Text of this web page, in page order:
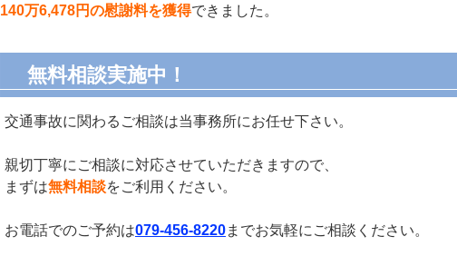
140万6,478円の慰謝料を獲得できました。
無料相談実施中！
交通事故に関わるご相談は当事務所にお任せ下さい。
親切丁寧にご相談に対応させていただきますので、
まずは無料相談をご利用ください。
お電話でのご予約は079-456-8220までお気軽にご相談ください。